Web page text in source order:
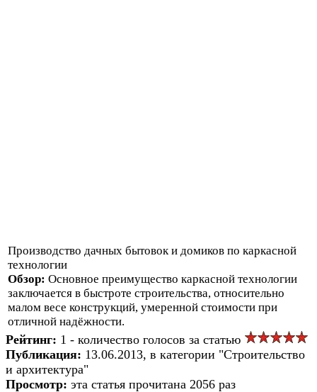
Производство дачных бытовок и домиков по каркасной
технологии
Обзор: Основное преимущество каркасной технологии
заключается в быстроте строительства, относительно
малом весе конструкций, умеренной стоимости при
отличной надёжности.
Рейтинг: 1 - количество голосов за статью
Публикация: 13.06.2013, в категории "Строительство
и архитектура"
Просмотр: эта статья прочитана 2056 раз